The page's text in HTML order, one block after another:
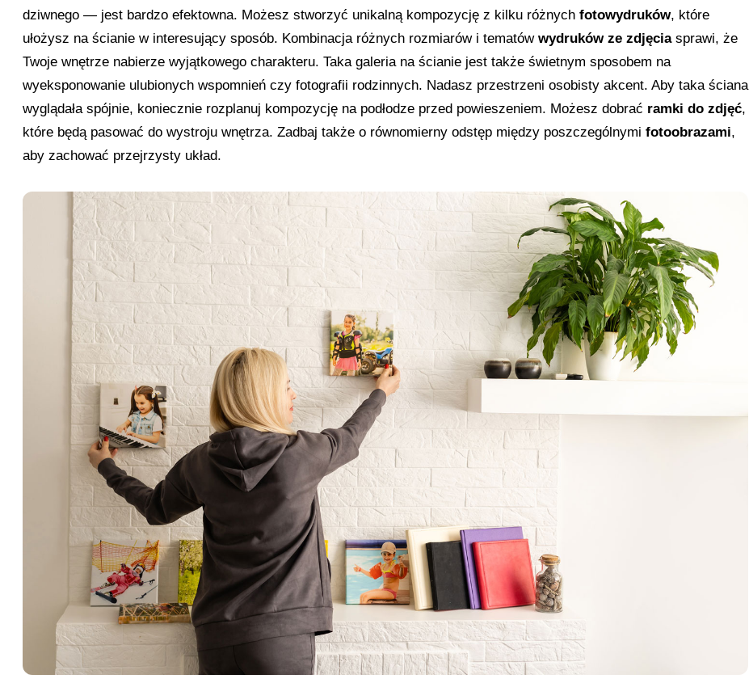
dziwnego — jest bardzo efektowna. Możesz stworzyć unikalną kompozycję z kilku różnych fotowydruków, które
ułożysz na ścianie w interesujący sposób. Kombinacja różnych rozmiarów i tematów wydruków ze zdjęciasprawi, że
Twoje wnętrze nabierze wyjątkowego charakteru. Taka galeria na ścianie jest także świetnym sposobem na
wyeksponowanie ulubionych wspomnień czy fotografii rodzinnych. Nadasz przestrzeni osobisty akcent. Aby taka ściana
wyglądała spójnie, koniecznie rozplanuj kompozycję na podłodze przed powieszeniem. Możesz dobrać ramki do zdjęć,
które będą pasować do wystroju wnętrza. Zadbaj także o równomierny odstęp między poszczególnymi fotoobrazami,
aby zachować przejrzysty układ.